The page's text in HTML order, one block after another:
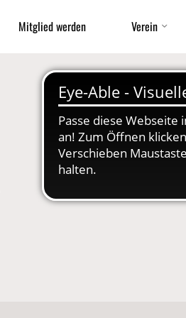
Mitglied werden Verein